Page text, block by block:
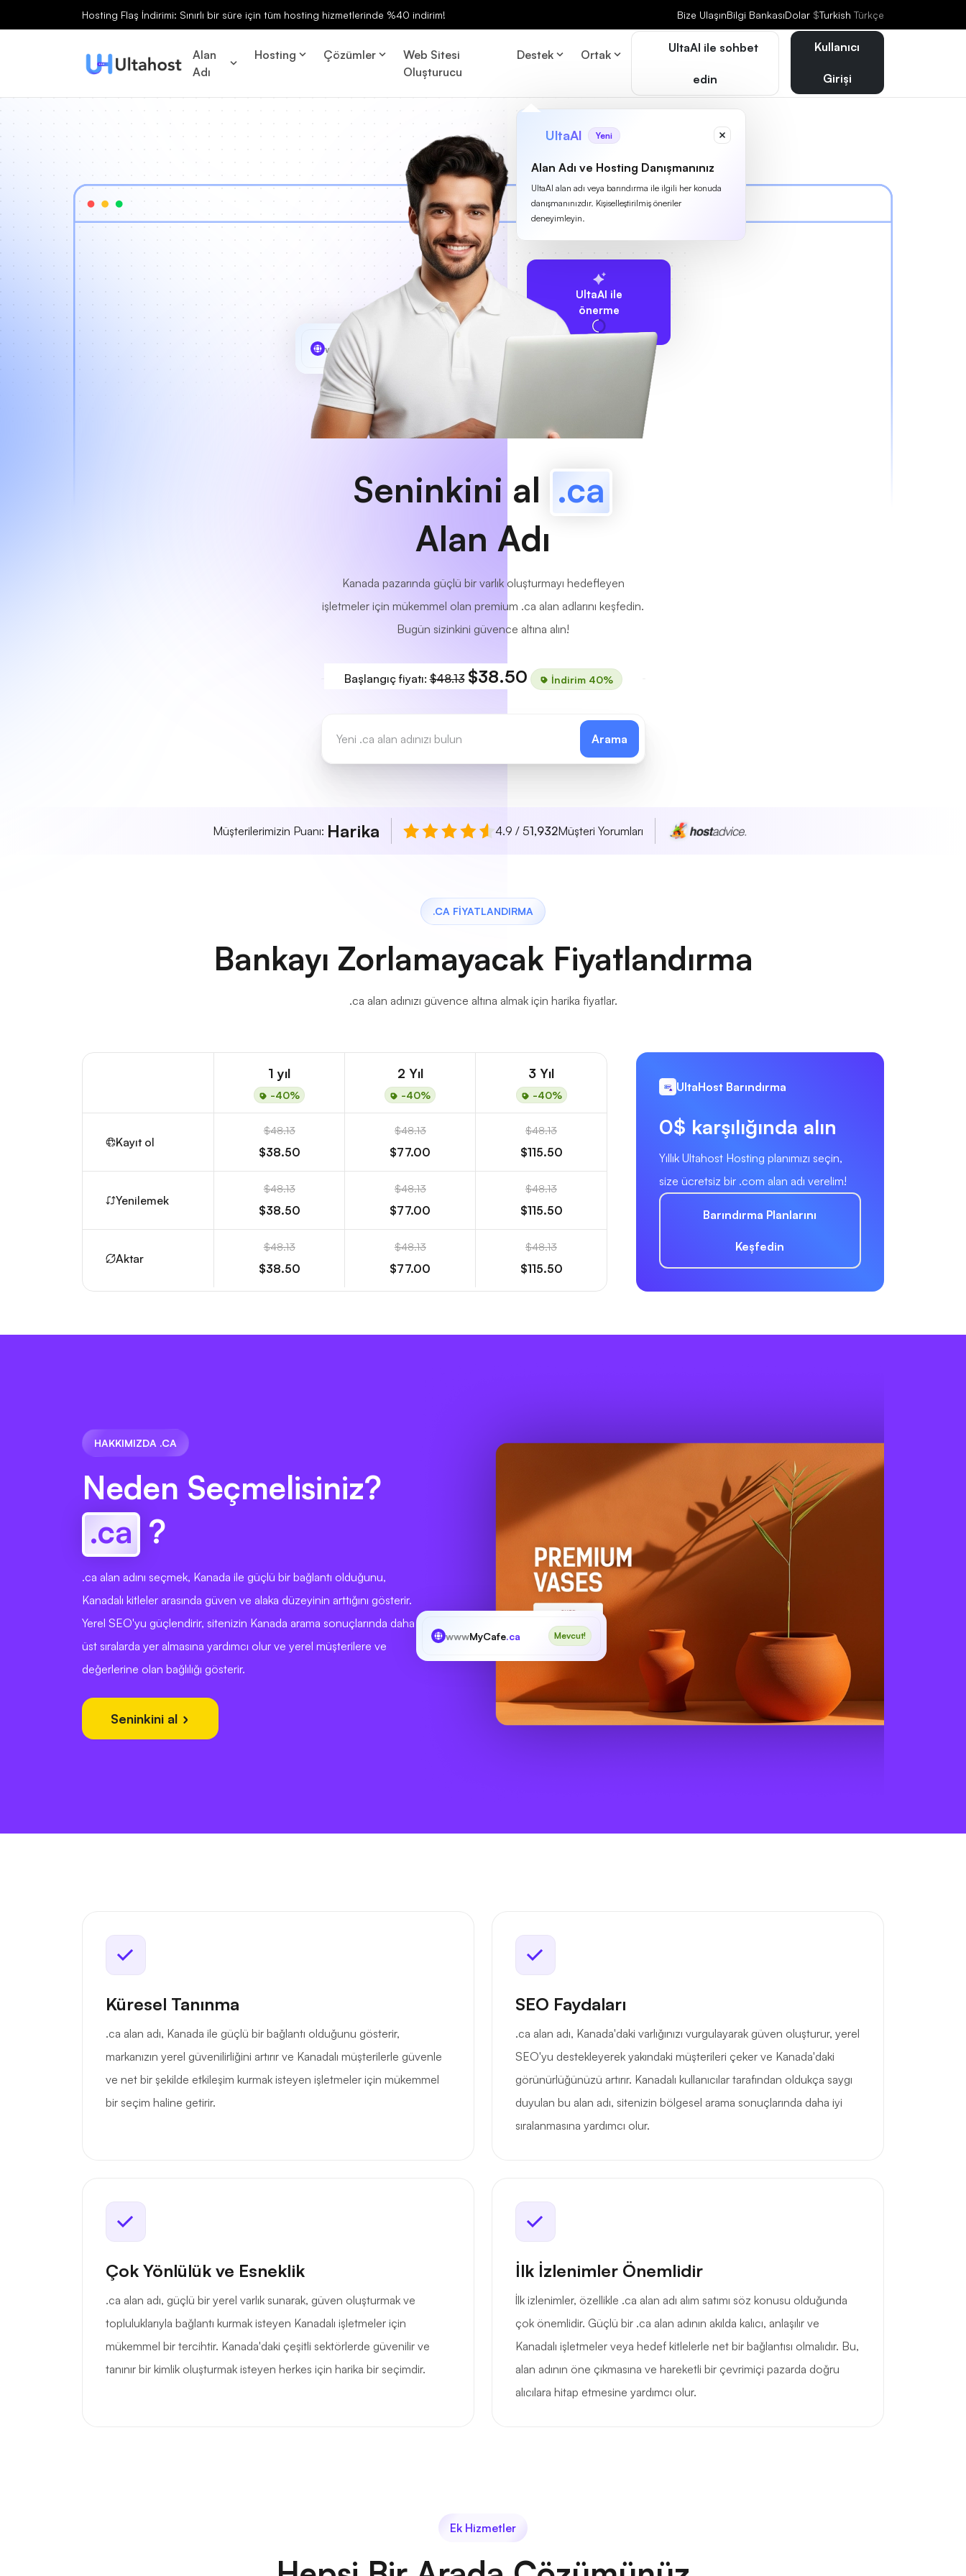
Hosting Flaş İndirimi: Sınırlı bir süre için tüm hosting hizmetlerinde %40 indirim! Bize UlaşınBilgi BankasıDolar $Turkish Türkçe
Alan
Adı
Hosting Çözümler
Web Sitesi
Oluşturucu
Destek Ortak UltaAI ile sohbet
edin
UltaAI Yeni
Alan Adı ve Hosting Danışmanınız
UltaAI alan adı veya barındırma ile ilgili her konuda
danışmanınızdır. Kişiselleştirilmiş öneriler
deneyimleyin.
Kullanıcı
Girişi
UltaAI ile
önerme
www MyCafe
Seninkini al .ca
Alan Adı
Kanada pazarında güçlü bir varlık oluşturmayı hedefleyen
işletmeler için mükemmel olan premium .ca alan adlarını keşfedin.
Bugün sizinkini güvence altına alın!
Başlangıç fiyatı:$48.13 $38.50 İndirim 40%
Arama
Müşterilerimizin Puanı: Harika 4.9 / 51,932Müşteri Yorumları
.CA FIYATLANDIRMA
Bankayı Zorlamayacak Fiyatlandırma
.ca alan adınızı güvence altına almak için harika fiyatlar.
1 yıl
-40%
2 Yıl
-40%
3 Yıl
-40%
Kayıt ol
$48.13
$38.50
$48.13
$77.00
$48.13
$115.50
Yenilemek
$48.13
$38.50
$48.13
$77.00
$48.13
$115.50
Aktar
$48.13
$38.50
$48.13
$77.00
$48.13
$115.50
UltaHost Barındırma
0$ karşılığında alın
Yıllık Ultahost Hosting planımızı seçin,
size ücretsiz bir .com alan adı verelim!
Barındırma Planlarını
Keşfedin
HAKKIMIZDA .CA
Neden Seçmelisiniz?
.ca ?
.ca alan adını seçmek, Kanada ile güçlü bir bağlantı olduğunu,
Kanadalı kitleler arasında güven ve alaka düzeyinin arttığını gösterir.
Yerel SEO'yu güçlendirir, sitenizin Kanada arama sonuçlarında daha
üst sıralarda yer almasına yardımcı olur ve yerel müşterilere ve
değerlerine olan bağlılığı gösterir.
Seninkini al
wwwMyCafe.ca Mevcut!
Küresel Tanınma
.ca alan adı, Kanada ile güçlü bir bağlantı olduğunu gösterir,
markanızın yerel güvenilirliğini artırır ve Kanadalı müşterilerle güvenle
ve net bir şekilde etkileşim kurmak isteyen işletmeler için mükemmel
bir seçim haline getirir.
SEO Faydaları
.ca alan adı, Kanada'daki varlığınızı vurgulayarak güven oluşturur, yerel
SEO'yu destekleyerek yakındaki müşterileri çeker ve Kanada'daki
görünürlüğünüzü artırır. Kanadalı kullanıcılar tarafından oldukça saygı
duyulan bu alan adı, sitenizin bölgesel arama sonuçlarında daha iyi
sıralanmasına yardımcı olur.
Çok Yönlülük ve Esneklik
.ca alan adı, güçlü bir yerel varlık sunarak, güven oluşturmak ve
topluluklarıyla bağlantı kurmak isteyen Kanadalı işletmeler için
mükemmel bir tercihtir. Kanada'daki çeşitli sektörlerde güvenilir ve
tanınır bir kimlik oluşturmak isteyen herkes için harika bir seçimdir.
İlk İzlenimler Önemlidir
İlk izlenimler, özellikle .ca alan adı alım satımı söz konusu olduğunda
çok önemlidir. Güçlü bir .ca alan adının akılda kalıcı, anlaşılır ve
Kanadalı işletmeler veya hedef kitlelerle net bir bağlantısı olmalıdır. Bu,
alan adının öne çıkmasına ve hareketli bir çevrimiçi pazarda doğru
alıcılara hitap etmesine yardımcı olur.
Ek Hizmetler